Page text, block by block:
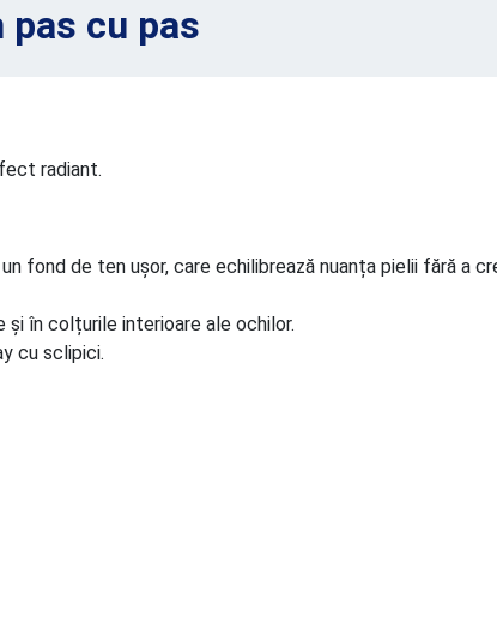
pas cu pas
radiant.
fond de ten ușor, care echilibrează nuanța pielii fără a
și în colțurile interioare ale ochilor.
cu sclipici.